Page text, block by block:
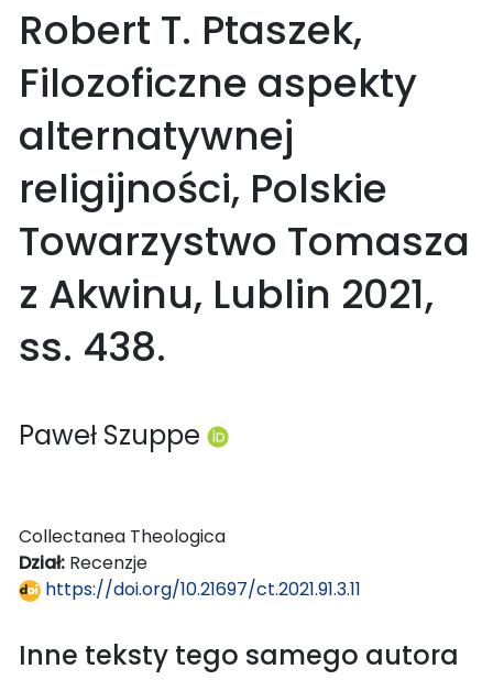
Robert T. Ptaszek,
Filozoficzne aspekty
alternatywnej
religijności, Polskie
Towarzystwo Tomasza
z Akwinu, Lublin 2021,
ss. 438.
Paweł Szuppe
Collectanea Theologica
Dział: Recenzje
https://doi.org/10.21697/ct.2021.91.3.11
Inne teksty tego samego autora